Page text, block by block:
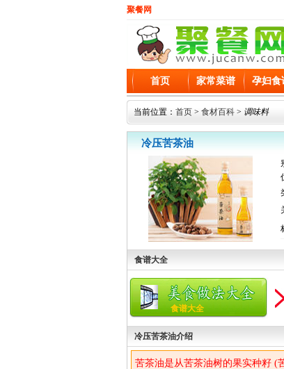
聚餐网
首页 家常菜谱 孕妇食
当前位置： 首页 > 食材百科 > 调味料
冷压苦茶油
食谱大全
食谱大全
冷压苦茶油介绍
苦茶油是从苦茶油树的果实种籽 (